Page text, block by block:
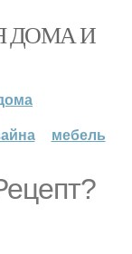
ДОМА И
мебель